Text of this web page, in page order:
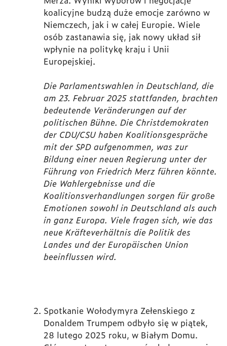
koalicyjne budzą duże emocje zarówno w
Niemczech, jak i w całej Europie. Wiele
osób zastanawia się, jak nowy układ sił
wpłynie na politykę kraju i Unii
Europejskiej.
Die Parlamentswahlen in Deutschland, die
am 23. Februar 2025 stattfanden, brachten
bedeutende Veränderungen auf der
politischen Bühne. Die Christdemokraten
der CDU/CSU haben Koalitionsgespräche
mit der SPD aufgenommen, was zur
Bildung einer neuen Regierung unter der
Führung von Friedrich Merz führen könnte.
Die Wahlergebnisse und die
Koalitionsverhandlungen sorgen für große
Emotionen sowohl in Deutschland als auch
in ganz Europa. Viele fragen sich, wie das
neue Kräfteverhältnis die Politik des
Landes und der Europäischen Union
beeinflussen wird.
Spotkanie Wołodymyra Zełenskiego z
Donaldem Trumpem odbyło się w piątek,
28 lutego 2025 roku, w Białym Domu.